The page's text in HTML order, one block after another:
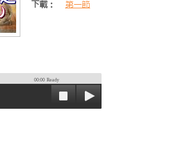
下載：
第一節
00:00 Ready